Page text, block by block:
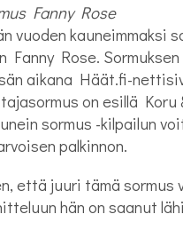
Fanny Rose
vuoden kauneimmaksi
Fanny Rose.
aikana Häät.fi-
on esillä
sormus -kilpailun
palkinnon.
että juuri tämä
hän on saanut